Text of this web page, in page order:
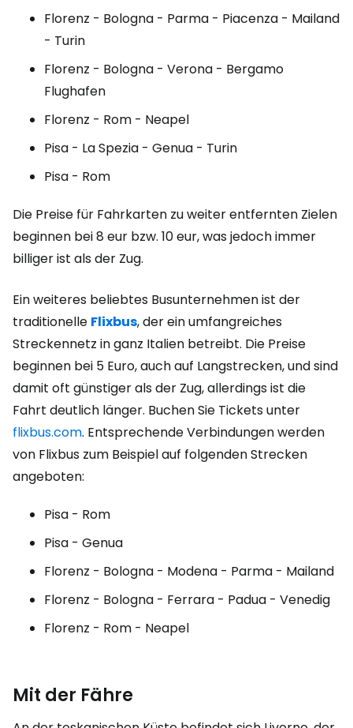
Florenz - Bologna - Parma - Piacenza - Mailand
- Turin
Florenz - Bologna - Verona - Bergamo
Flughafen
Florenz - Rom - Neapel
Pisa - La Spezia - Genua - Turin
Pisa - Rom
Die Preise für Fahrkarten zu weiter entfernten Zielen
beginnen bei 8 eur bzw. 10 eur, was jedoch immer
billiger ist als der Zug.
Ein weiteres beliebtes Busunternehmen ist der
traditionelle Flixbus, der ein umfangreiches
Streckennetz in ganz Italien betreibt. Die Preise
beginnen bei 5 Euro, auch auf Langstrecken, und sind
damit oft günstiger als der Zug, allerdings ist die
Fahrt deutlich länger. Buchen Sie Tickets unter
flixbus.com. Entsprechende Verbindungen werden
von Flixbus zum Beispiel auf folgenden Strecken
angeboten:
Pisa - Rom
Pisa - Genua
Florenz - Bologna - Modena - Parma - Mailand
Florenz - Bologna - Ferrara - Padua - Venedig
Florenz - Rom - Neapel
Mit der Fähre